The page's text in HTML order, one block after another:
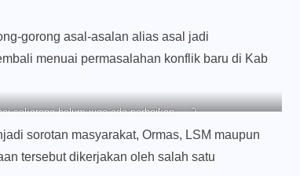
gorong asal-asalan alias asal jadi
menuai permasalahan konflik baru di Kab
sekarang belum juga ada perbaikan…..?
sorotan masyarakat, Ormas, LSM maupun
tersebut dikerjakan oleh salah satu